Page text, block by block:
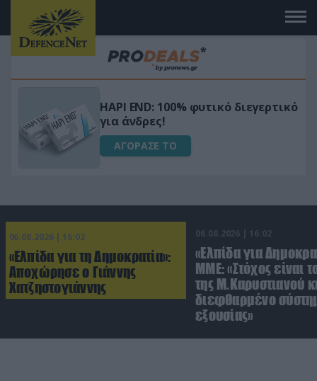
Μεταμόρφωσε τον κήπο σου με το
Ultra Box Μίνι Αλυσοπρίονο με
μπαταρία λιθίου
ΑΓΟΡΑΣΕ ΤΟ
06.08.2026 | 16:02
«Ελπίδα για τη Δημοκρατία»:
Αποχώρησε ο Γιάννης
Χατζηστογιάννης
06.08.2026 | 16:02
«Ελπίδα για
ΜΜΕ: «Στόχος είναι
της Μ.Καρυστιανού
διεφθαρμένο
εξουσίας»